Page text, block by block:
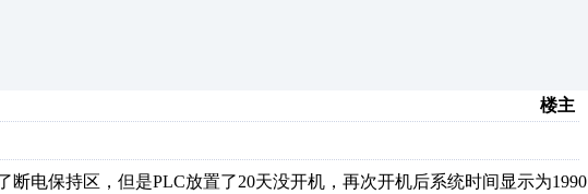
楼主
断电保持区，但是PLC放置了20天没开机，再次开机后系统时间显示为1990